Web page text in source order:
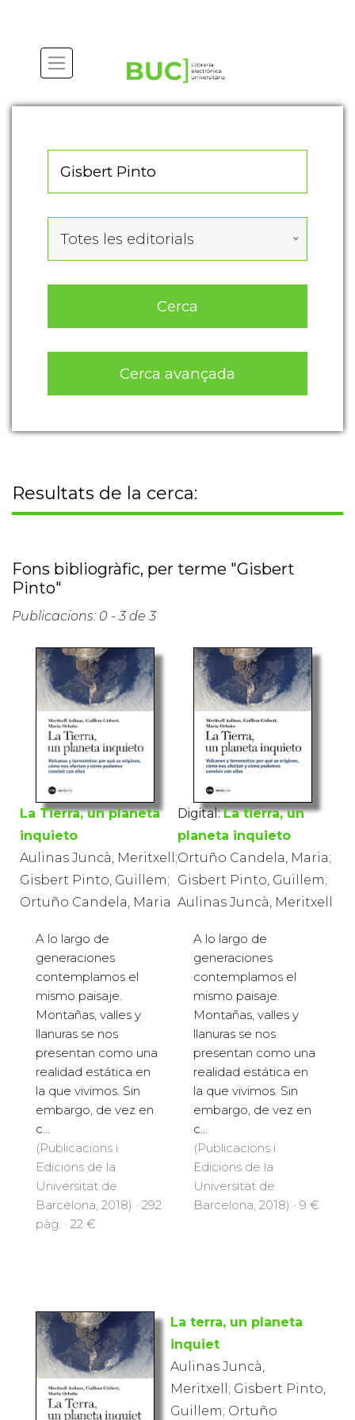
Totes les editorials
Cerca
Cerca avançada
Resultats de la cerca:
Fons bibliogràfic, per terme "Gisbert
Pinto"
Publicacions: 0 - 3 de 3
La Tierra, un planeta
inquieto
Aulinas Juncà, Meritxell;
Gisbert Pinto, Guillem;
Ortuño Candela, Maria
A lo largo de
generaciones
contemplamos el
mismo paisaje.
Montañas, valles y
llanuras se nos
presentan como una
realidad estática en
la que vivimos. Sin
embargo, de vez en
c...
(Publicacions i
Edicions de la
Universitat de
Barcelona, 2018) · 292
pàg. · 22 €
Digital: La tierra, un
planeta inquieto
Ortuño Candela, Maria;
Gisbert Pinto, Guillem;
Aulinas Juncà, Meritxell
A lo largo de
generaciones
contemplamos el
mismo paisaje.
Montañas, valles y
llanuras se nos
presentan como una
realidad estática en
la que vivimos. Sin
embargo, de vez en
c...
(Publicacions i
Edicions de la
Universitat de
Barcelona, 2018) · 9 €
La terra, un planeta
inquiet
Aulinas Juncà,
Meritxell; Gisbert Pinto,
Guillem; Ortuño